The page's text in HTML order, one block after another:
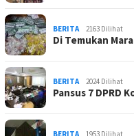
BERITA 2163 Dilihat
Di Temukan
BERITA 2024 Dilihat
Pansus 7 DPRD
BERITA 1953 Dilihat